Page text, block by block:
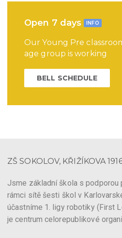
Open 7 days INFO
Our Young Pre
age group is working
BELL SCHEDULE
ZŠ SOKOLOV, KŘIŽÍKOVA
Jsme základní škola s podporou
rámci sítě šesti škol v
účastníme 1. ligy robotiky (First
je centrum celorepublikové